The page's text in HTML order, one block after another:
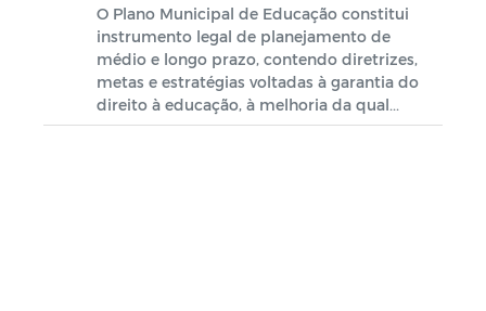
PORTARIAS
COVID-19
EDITAIS
O Plano Municipal de Educação constitui
instrumento legal de planejamento de
médio e longo prazo, contendo diretrizes,
metas e estratégias voltadas à garantia do
direito à educação, à melhoria da qual...